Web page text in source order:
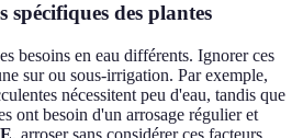
spécifiques des plantes
besoins en eau différents. Ignorer ces
sur ou sous-irrigation. Par exemple,
nécessitent peu d'eau, tandis que
ont besoin d'un arrosage régulier et
, arroser sans considérer ces facteurs